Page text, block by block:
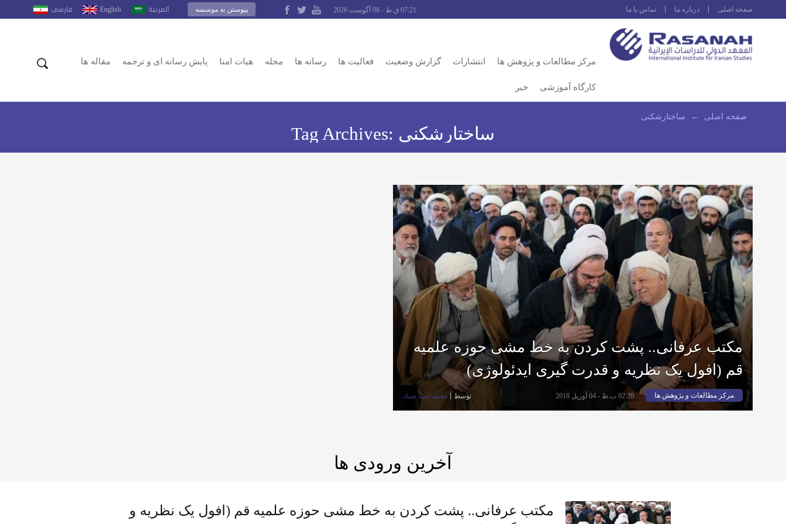
صفحه اصلى درباره ما تماس با ما العربية English فارسى پیوستن به موسسه 07:21 ق.ظ - 08 آگوست 2026
مرکز مطالعات و پژوهش ها انتشارات گزارش وضعیت فعالیت ها رسانه ها مجله هیات امنا پایش رسانه ای و ترجمه مقاله ها
کارگاه آموزشی خبر
صفحه اصلى ← ساختارشکنی
Tag Archives: ساختارشکنی
مکتب عرفانی.. پشت کردن به خط مشی حوزه علمیه
قم (افول یک نظریه و قدرت گیری ایدئولوژی)
مرکز مطالعات و پژوهش ها 02:20 ب.ظ - 04 آوریل 2018 توسط محمد سيد صياد
آخرین ورودی ها
مکتب عرفانی.. پشت کردن به خط مشی حوزه علمیه قم (افول یک نظریه و